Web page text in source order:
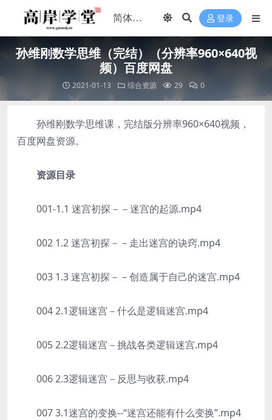
登录
孙维刚数学思维（完结）（分辨率960×640视
频）百度网盘
2021-01-13 综合资源 29 0
孙维刚数学思维课，完结版分辨率960×640视频，
百度网盘资源。
资源目录
001-1.1 迷宫初探－－迷宫的起源.mp4
002 1.2 迷宫初探－－走出迷宫的诀窍.mp4
003 1.3 迷宫初探－－创造属于自己的迷宫.mp4
004 2.1逻辑迷宫－什么是逻辑迷宫.mp4
005 2.2逻辑迷宫－挑战各类逻辑迷宫.mp4
006 2.3逻辑迷宫－反思与收获.mp4
007 3.1迷宫的变换--“迷宫还能有什么变换”.mp4